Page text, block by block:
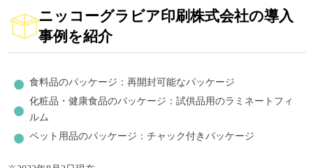
ニッコーグラビア印刷株式会社の導入
事例を紹介
食料品のパッケージ：再開封可能なパッケージ
化粧品・健康食品のパッケージ：試供品用のラミネートフィ
ルム
ペット用品のパッケージ：チャック付きパッケージ